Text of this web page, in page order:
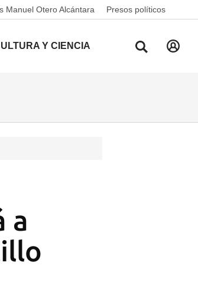
Manuel Otero Alcántara Presos políticos
Y CIENCIA
a